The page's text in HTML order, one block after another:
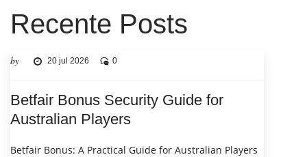
Recente Posts
by 20 jul 2026 0
Betfair Bonus Security Guide for
Australian Players
Betfair Bonus: A Practical Guide for Australian Players